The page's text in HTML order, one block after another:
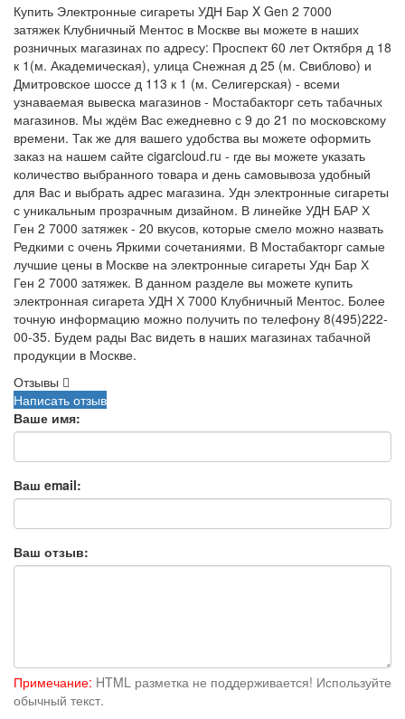
Купить Электронные сигареты УДН Бар X Gen 2 7000
затяжек Клубничный Ментос в Москве вы можете в наших
розничных магазинах по адресу: Проспект 60 лет Октября д 18
к 1(м. Академическая), улица Снежная д 25 (м. Свиблово) и
Дмитровское шоссе д 113 к 1 (м. Селигерская) - всеми
узнаваемая вывеска магазинов - Мостабакторг сеть табачных
магазинов. Мы ждём Вас ежедневно с 9 до 21 по московскому
времени. Так же для вашего удобства вы можете оформить
заказ на нашем сайте cigarcloud.ru - где вы можете указать
количество выбранного товара и день самовывоза удобный
для Вас и выбрать адрес магазина. Удн электронные сигареты
с уникальным прозрачным дизайном. В линейке УДН БАР Х
Ген 2 7000 затяжек - 20 вкусов, которые смело можно назвать
Редкими с очень Яркими сочетаниями. В Мостабакторг самые
лучшие цены в Москве на электронные сигареты Удн Бар Х
Ген 2 7000 затяжек. В данном разделе вы можете купить
электронная сигарета УДН Х 7000 Клубничный Ментос. Более
точную информацию можно получить по телефону 8(495)222-
00-35. Будем рады Вас видеть в наших магазинах табачной
продукции в Москве.
Отзывы
Написать отзыв
Ваше имя:
Ваш email:
Ваш отзыв:
Примечание: HTML разметка не поддерживается! Используйте
обычный текст.